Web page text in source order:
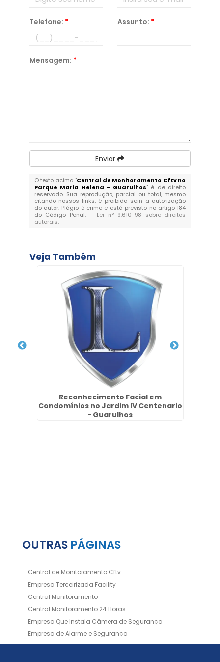
Telefone: * Assunto: *
Mensagem: *
Enviar
O texto acima "Central de Monitoramento Cftv no
Parque Maria Helena - Guarulhos" é de direito
reservado. Sua reprodução, parcial ou total, mesmo
citando nossos links, é proibida sem a autorização
do autor. Plágio é crime e está previsto no artigo 184
do Código Penal. – Lei n° 9.610-98 sobre direitos
autorais.
Veja Também
Reconhecimento Facial em
Condomínios no Jardim IV Centenario
- Guarulhos
OUTRAS PÁGINAS
Central de Monitoramento Cftv
Empresa Terceirizada Facility
Central Monitoramento
Central Monitoramento 24 Horas
Empresa Que Instala Câmera de Segurança
Empresa de Alarme e Segurança
Empresa de Alarmes
Empresa de Facilities